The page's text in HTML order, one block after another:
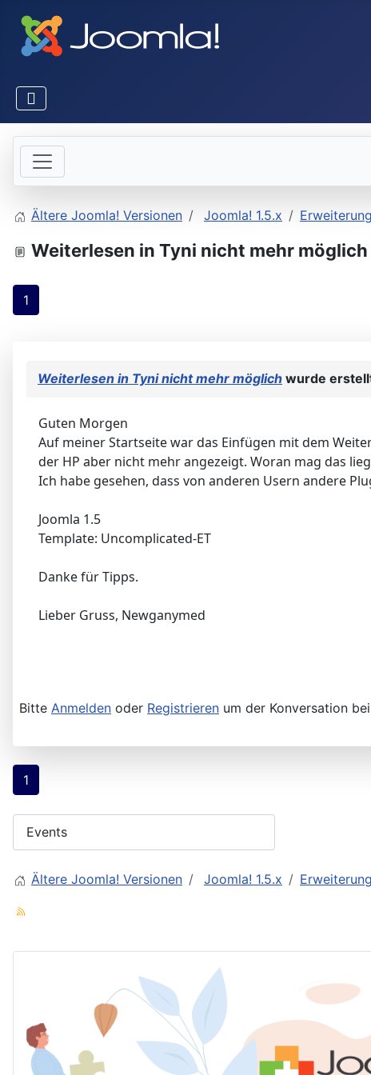
Ältere Joomla! Versionen Joomla! 1.5.x
Weiterlesen in Tyni nicht mehr möglich
1
Weiterlesen in Tyni nicht mehr möglich wurde
Guten Morgen
Auf meiner Startseite war das Einfügen mit dem
der HP aber nicht mehr angezeigt. Woran mag das
Ich habe gesehen, dass von anderen Usern andere
Joomla 1.5
Template: Uncomplicated-ET
Danke für Tipps.
Lieber Gruss, Newganymed
Bitte Anmelden oder Registrieren um der Konversation
1
Ältere Joomla! Versionen
Joomla! 1.5.x